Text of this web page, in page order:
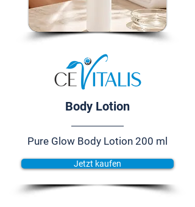
Body Lotion
Pure Glow Body Lotion 200 ml
Jetzt kaufen